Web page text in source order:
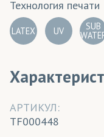
Технология печати
LATEX UV SUB
АРТИКУЛ:
TF000448